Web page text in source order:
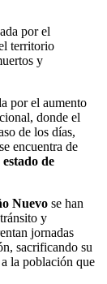
por el
territorio
y
por el aumento
donde el
de los días,
encuentra de
estado de
Nuevo se han
y
jornadas
sacrificando su
la población que